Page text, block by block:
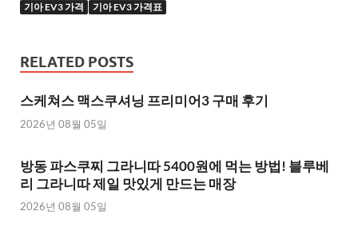
기아 EV3 가격
기아 EV3 가격표
RELATED POSTS
스케쳐스 맥스쿠셔닝 프리미어3 구매 후기
2026년 08월 05일
방동 파스쿠찌 그라니따 5400원에 먹는 방법! 블루베
리 그라니따 제일 맛있게 만드는 매장
2026년 08월 05일